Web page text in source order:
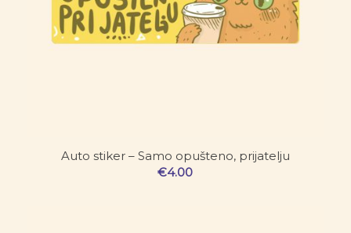
Auto stiker – Samo opušteno, prijatelju
€4.00